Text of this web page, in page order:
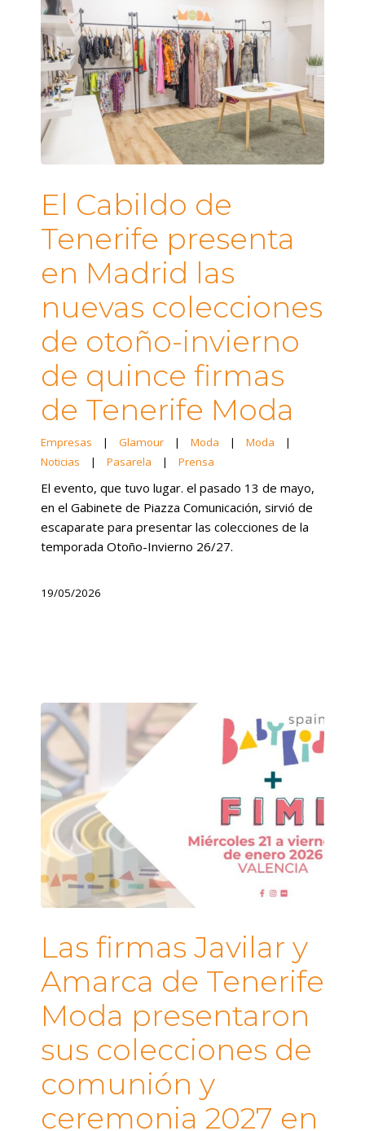
El Cabildo de
Tenerife presenta
en Madrid las
nuevas colecciones
de otoño-invierno
de quince firmas
de Tenerife Moda
Empresas | Glamour | Moda | Moda
|
Noticias
| Pasarela | Prensa
El evento, que tuvo lugar. el pasado 13 de mayo,
en el Gabinete de Piazza Comunicación, sirvió de
escaparate para presentar las colecciones de la
temporada Otoño-Invierno 26/27.
19/05/2026
Las firmas Javilar y
Amarca de Tenerife
Moda presentaron
sus colecciones de
comunión y
ceremonia 2027 en